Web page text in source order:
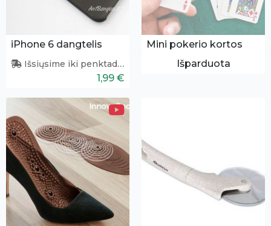
iPhone 6 dangtelis
Išsiųsime iki penktadienio
1,99 €
Mini pokerio kortos
Išparduota